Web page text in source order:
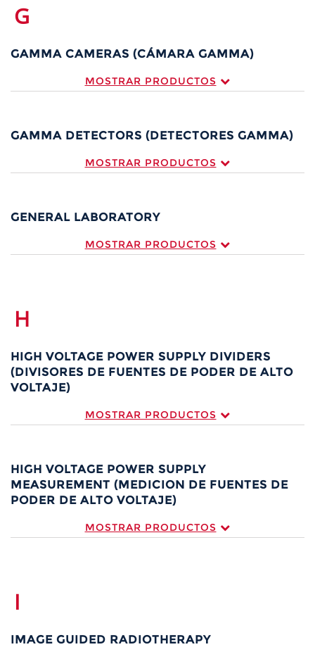
G
GAMMA CAMERAS (CÁMARA GAMMA)
MOSTRAR PRODUCTOS
GAMMA DETECTORS (DETECTORES GAMMA)
MOSTRAR PRODUCTOS
GENERAL LABORATORY
MOSTRAR PRODUCTOS
H
HIGH VOLTAGE POWER SUPPLY DIVIDERS
(DIVISORES DE FUENTES DE PODER DE ALTO
VOLTAJE)
MOSTRAR PRODUCTOS
HIGH VOLTAGE POWER SUPPLY
MEASUREMENT (MEDICION DE FUENTES DE
PODER DE ALTO VOLTAJE)
MOSTRAR PRODUCTOS
I
IMAGE GUIDED RADIOTHERAPY